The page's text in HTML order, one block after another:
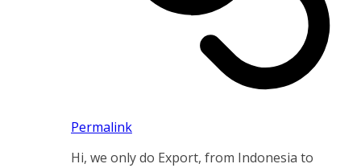
Permalink
Hi, we only do Export, from Indonesia to